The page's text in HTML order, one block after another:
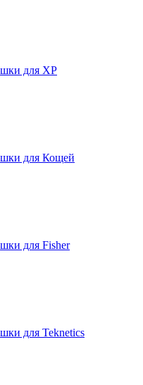
для ХР
для Кощей
для Fisher
для Teknetics